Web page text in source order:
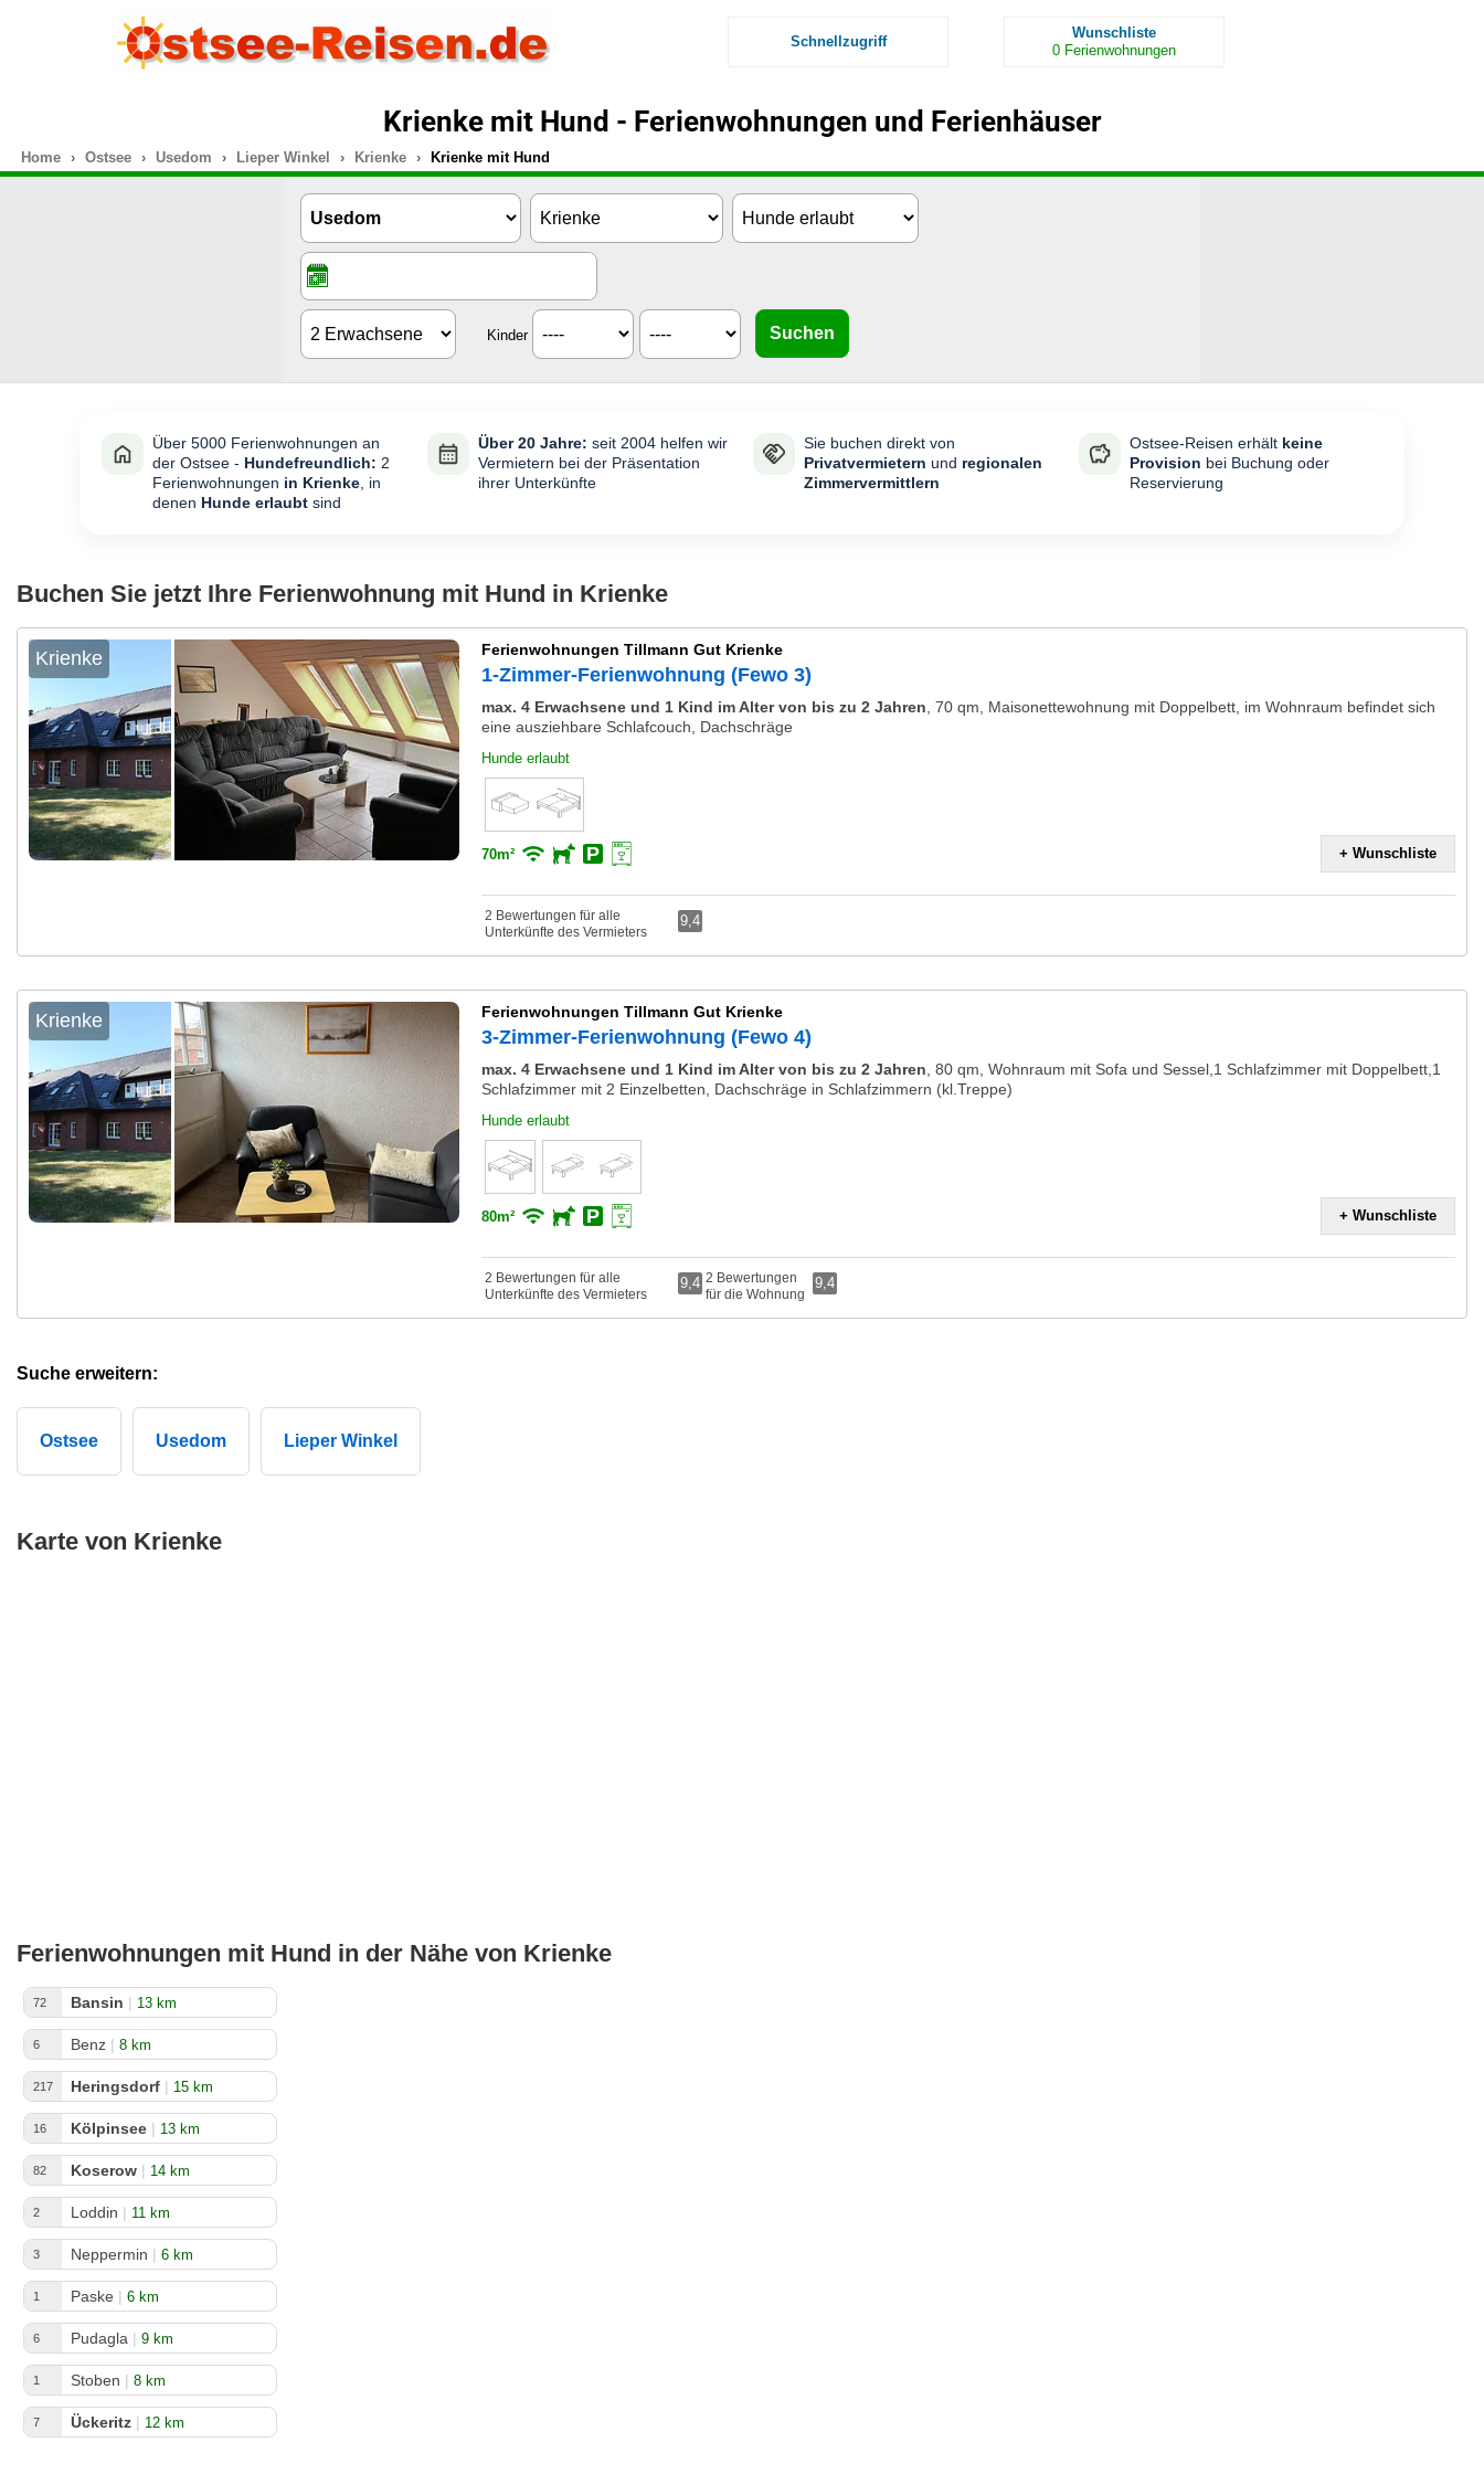
Schnellzugriff
Wunschliste
0 Ferienwohnungen
Krienke mit Hund - Ferienwohnungen und Ferienhäuser
Home Ostsee Usedom Lieper Winkel Krienke Krienke mit Hund
Kinder
Über 5000 Ferienwohnungen an
der Ostsee - Hundefreundlich: 2
Ferienwohnungen in Krienke, in
denen Hunde erlaubt sind
Über 20 Jahre: seit 2004 helfen wir
Vermietern bei der Präsentation
ihrer Unterkünfte
Sie buchen direkt von
Privatvermietern und regionalen
Zimmervermittlern
Ostsee-Reisen erhält keine
Provision bei Buchung oder
Reservierung
Buchen Sie jetzt Ihre Ferienwohnung mit Hund in Krienke
Krienke Ferienwohnungen Tillmann Gut Krienke
1-Zimmer-Ferienwohnung (Fewo 3)
max. 4 Erwachsene und 1 Kind im Alter von bis zu 2 Jahren, 70 qm, Maisonettewohnung mit Doppelbett, im Wohnraum befindet sich
eine ausziehbare Schlafcouch, Dachschräge
Hunde erlaubt
70m² + Wunschliste
2 Bewertungen für alle
Unterkünfte des Vermieters
9,4
Krienke Ferienwohnungen Tillmann Gut Krienke
3-Zimmer-Ferienwohnung (Fewo 4)
max. 4 Erwachsene und 1 Kind im Alter von bis zu 2 Jahren, 80 qm, Wohnraum mit Sofa und Sessel,1 Schlafzimmer mit Doppelbett,1
Schlafzimmer mit 2 Einzelbetten, Dachschräge in Schlafzimmern (kl.Treppe)
Hunde erlaubt
80m² + Wunschliste
2 Bewertungen für alle
Unterkünfte des Vermieters
9,4 2 Bewertungen
für die Wohnung
9,4
Suche erweitern:
Ostsee Usedom Lieper Winkel
Karte von Krienke
Ferienwohnungen mit Hund in der Nähe von Krienke
72 Bansin | 13 km
6 Benz | 8 km
217 Heringsdorf | 15 km
16 Kölpinsee | 13 km
82 Koserow | 14 km
2 Loddin | 11 km
3 Neppermin | 6 km
1 Paske | 6 km
6 Pudagla | 9 km
1 Stoben | 8 km
7 Ückeritz | 12 km